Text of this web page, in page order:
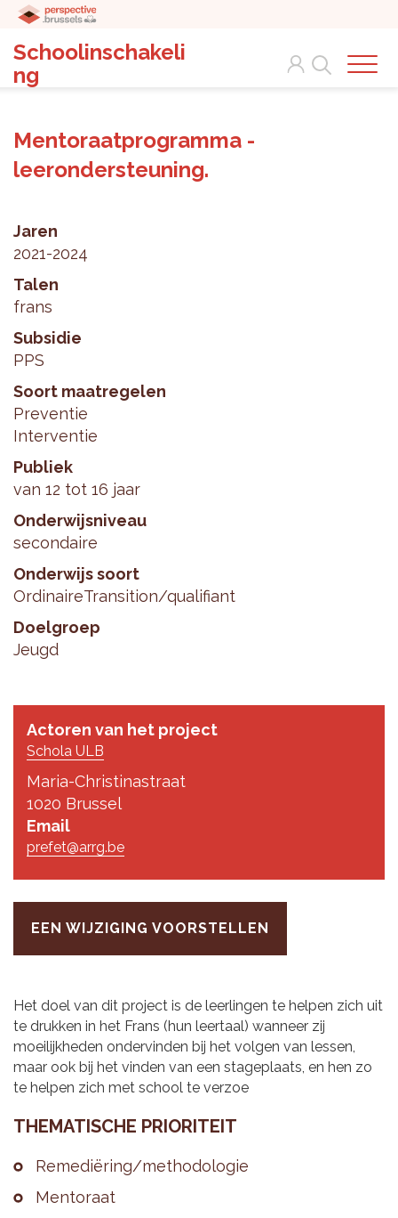
Schoolinschakeli
ng
Search
Mentoraatprogramma -
leerondersteuning.
Jaren
2021-2024
Talen
frans
Subsidie
PPS
Soort maatregelen
Preventie
Interventie
Publiek
van 12 tot 16 jaar
Onderwijsniveau
secondaire
Onderwijs soort
OrdinaireTransition/qualifiant
Doelgroep
Jeugd
Actoren van het project
Schola ULB
Maria-Christinastraat
1020 Brussel
Email
prefet@arrg.be
EEN WIJZIGING VOORSTELLEN
Het doel van dit project is de leerlingen te helpen zich uit
te drukken in het Frans (hun leertaal) wanneer zij
moeilijkheden ondervinden bij het volgen van lessen,
maar ook bij het vinden van een stageplaats, en hen zo
te helpen zich met school te verzoe
THE­MA­TI­SCHE PRI­O­RI­TEIT
Re­me­diëring/me­tho­do­lo­gie
Men­to­raat